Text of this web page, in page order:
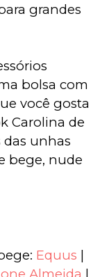
grandes
bolsa com
você gosta
Carolina de
das unhas
bege, nude
Equus |
Almeida |